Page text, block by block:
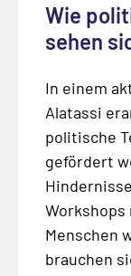
Wie
sehen
In einem
Alatassi
politische
gefördert
Workshops
Menschen
brauchen